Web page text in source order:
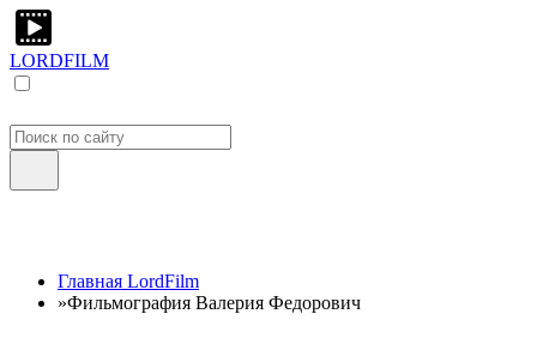
LORDFILM
Главная LordFilm
»Фильмография Валерия Федорович